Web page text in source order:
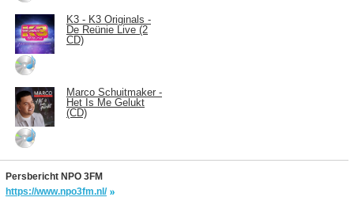
K3 - K3 Originals -
De Reünie Live (2
CD)
Marco Schuitmaker -
Het Is Me Gelukt
(CD)
Persbericht NPO 3FM
https://www.npo3fm.nl/